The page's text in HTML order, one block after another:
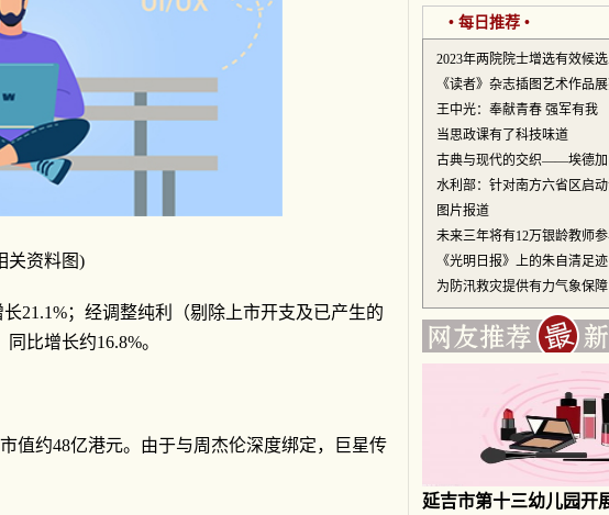
关资料图)
21.1%；经调整纯利（剔除上市开支及已产生的
比增长约16.8%。
值约48亿港元。由于与周杰伦深度绑定，巨星传
• 每日推荐 •
2023年两院院士增选有效候
《读者》杂志插图艺术作品
王中光：奉献青春 强军有我
当思政课有了科技味道
古典与现代的交织——埃德加
水利部：针对南方六省区启
图片报道
未来三年将有12万银龄教师
《光明日报》上的朱自清足迹
为防汛救灾提供有力气象保障
延吉市第十三幼儿园开